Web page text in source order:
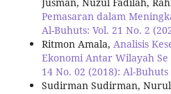
Pemasaran dalam
Al-Buhuts: Vol. 21 No. 2
Ritmon Amala, Analisis
Ekonomi Antar Wilayah Se
14 No. 02 (2018): Al-Buhuts
Sudirman Sudirman,